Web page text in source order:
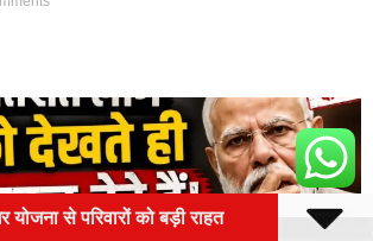
गजनी फेम प्रदीप रावत का निधन, बेटे ने